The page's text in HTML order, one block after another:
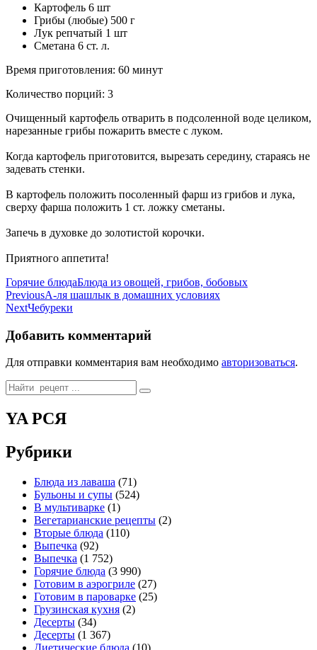
Картофель 6 шт
Грибы (любые) 500 г
Лук репчатый 1 шт
Сметана 6 ст. л.
Время приготовления: 60 минут
Количество порций: 3
Очищенный картофель отварить в подсоленной воде целиком,
нарезанные грибы пожарить вместе с луком.
Когда картофель приготовится, вырезать середину, стараясь не
задевать стенки.
В картофель положить посоленный фарш из грибов и лука,
сверху фарша положить 1 ст. ложку сметаны.
Запечь в духовке до золотистой корочки.
Приятного аппетита!
Categories
Горячие блюдаTags
Блюда из овощей, грибов, бобовых
Навигация
по
записям
PreviousА-ля шашлык в домашних условиях
NextЧебуреки
Добавить комментарий
Для отправки комментария вам необходимо авторизоваться.
Search
for:
YA РСЯ
Рубрики
Блюда из лаваша (71)
Бульоны и супы (524)
В мультиварке (1)
Вегетарианские рецепты (2)
Вторые блюда (110)
Выпечка (92)
Выпечка (1 752)
Горячие блюда (3 990)
Готовим в аэрогриле (27)
Готовим в пароварке (25)
Грузинская кухня (2)
Десерты (34)
Десерты (1 367)
Диетические блюда (10)